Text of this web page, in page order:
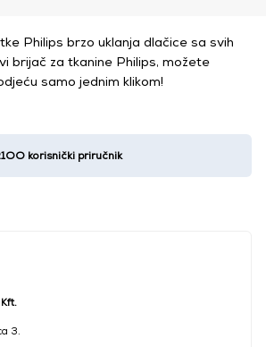
3.
Philips brzo uklanja dlačice sa svih
brijač za tkanine Philips, možete
samo jednim klikom!
korisnički priručnik